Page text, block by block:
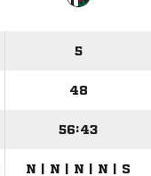
5
48
56:43
N | N | N | N | S